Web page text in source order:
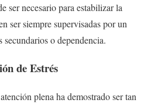
ser necesario para estabilizar la
ser siempre supervisadas por un
o dependencia.
de Estrés
plena ha demostrado ser tan